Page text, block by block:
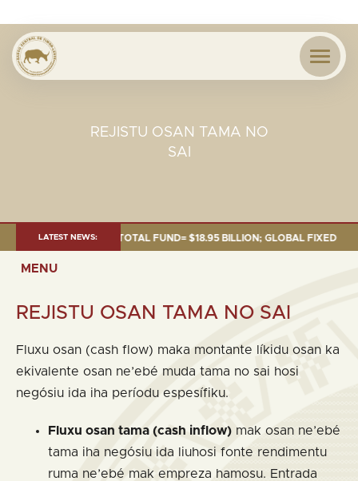
REJISTU OSAN TAMA NO
SAI
LATEST NEWS:
OF 30 SEP. 2025: TOTAL FUND= $18.95 BILLION; GLOBAL FIXED
MENU
REJISTU OSAN TAMA NO SAI
Fluxu osan (cash flow) maka montante líkidu osan ka
ekivalente osan ne’ebé muda tama no sai hosi
negósiu ida iha períodu espesífiku.
Fluxu osan tama (cash inflow) mak osan ne’ebé
tama iha negósiu ida liuhosi fonte rendimentu
ruma ne’ebé mak empreza hamosu. Entrada